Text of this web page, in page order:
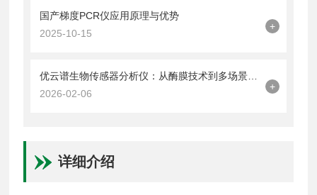
国产梯度PCR仪应用原理与优势
2025-10-15
+
优云谱生物传感器分析仪：从酶膜技术到多场景适配
2026-02-06
+
详细介绍